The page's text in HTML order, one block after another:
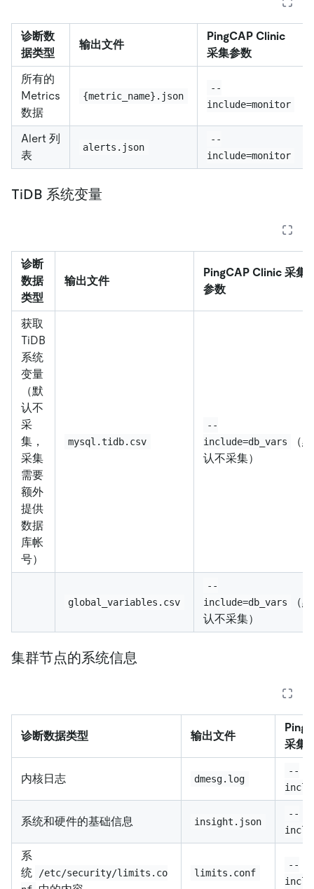
诊断数
据类型
输出文件
PingCAP Clinic
采集参数
所有的
Metrics
数据
{metric_name}.json
--
include=monitor
Alert 列
表
alerts.json
--
include=monitor
TiDB 系统变量
诊断
数据
类型
输出文件
PingCAP Clinic 采集
参数
获取
TiDB
系统
变量
（默
认不
采
集，
采集
需要
额外
提供
数据
库帐
号）
mysql.tidb.csv
--
include=db_vars
（默
认不采集）
global_variables.csv
--
include=db_vars
（默
认不采集）
集群节点的系统信息
诊断数据类型 输出文件
采集
内核日志 dmesg.log
--
系统和硬件的基础信息 insight.json
--
系
统
/etc/security/limits.co
limits.conf
--